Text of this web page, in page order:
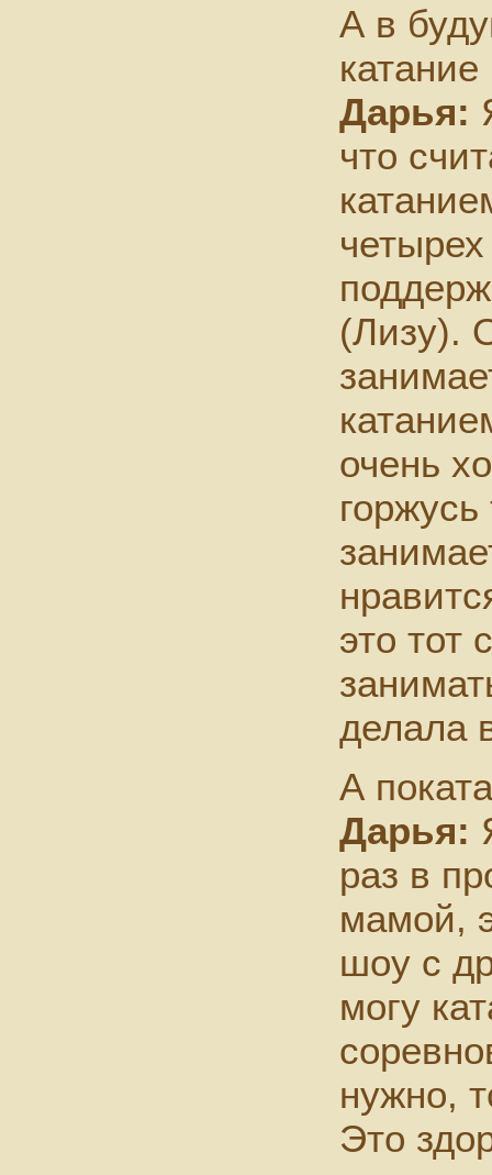
А в
Дарья:
что
(Лизу).
очень
это тот
делала
А
Дарья:
раз в
мамой,
шоу с
могу
нужно,
Это